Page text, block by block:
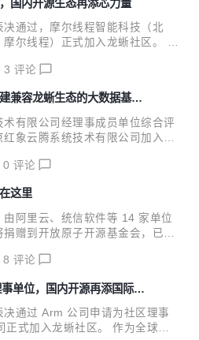
础软件企业。普华通用操作系统
持 X86、ARM、SW64、Loong
威、海光、龙芯、飞腾、兆芯等
域的应用需求，为客户提供全生
国内开源生态再添芯力量
通过，摩尔线程智能科技（北
尔线程）正式加入龙蜥社区。 作
产权，专注于研发设计国产全功
高性能计算等多种组合工作负
工智能领域计算平台，助力中国
。其中，操作系统平台和软件生
大的创新潜能，为企业用户带来
3 评论
兼容龙蜥生态的大数据基础
有限公司经理事成员单位综合评
象云腾系统技术有限公司加入龙
业提供基于 Apache Hadoop 生态
在中国的普及和推广，专注于打
存储和处理软件平台。红象云腾
操作系统、服务器厂商建立广泛
。 在未来，红象云腾(REDOO
0 评论
这里
阿里云、统信软件等 14 家单位
赠到开放原子开源基金会，已全
ARM、龙芯(LoongArch)等多种芯
的综合性能提升，故障率降
，支持一键迁移，并提供全栈国
础设施的新底座。 针对大家关心
8 评论
单位，国内开源再添国际新
通过 Arm 公司申请为社区理事
正式加入龙蜥社区。 作为全球领